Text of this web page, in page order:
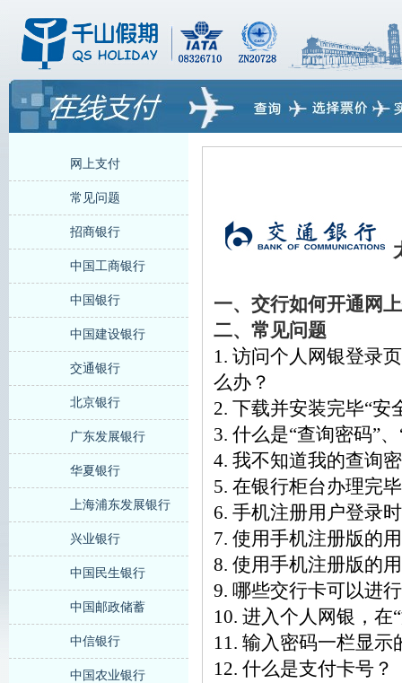
网上支付
常见问题
招商银行
中国工商银行
中国银行
中国建设银行
交通银行
北京银行
广东发展银行
华夏银行
上海浦东发展银行
兴业银行
中国民生银行
中国邮政储蓄
中信银行
中国农业银行
一、交行如何开通网
二、常见问题
1. 访问个人网银登录
么办？
2. 下载并安装完毕“安
3. 什么是“查询密码”
4. 我不知道我的查询
5. 在银行柜台办理完
6. 手机注册用户登录
7. 使用手机注册版的
8. 使用手机注册版的
9. 哪些交行卡可以进
10. 进入个人网银，
11. 输入密码一栏显
12. 什么是支付卡号？